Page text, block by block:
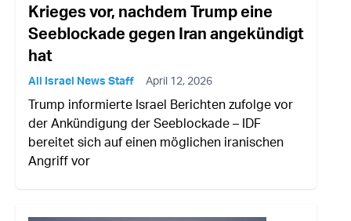
Krieges vor, nachdem Trump eine
Seeblockade gegen Iran angekündigt
hat
All Israel News Staff April 12, 2026
Trump informierte Israel Berichten zufolge vor
der Ankündigung der Seeblockade – IDF
bereitet sich auf einen möglichen iranischen
Angriff vor